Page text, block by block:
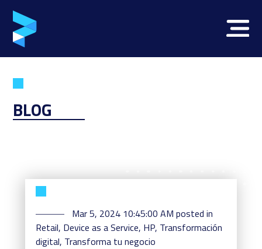
BLOG
Mar 5, 2024 10:45:00 AMposted in
Retail, Device as a Service, HP, Transformación
digital, Transforma tu negocio